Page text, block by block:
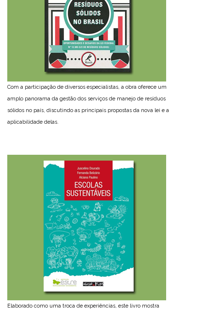
Com a participação de diversos especialistas, a obra oferece um
amplo panorama da gestão dos serviços de manejo de resíduos
sólidos no país, discutindo as principais propostas da nova lei e a
aplicabilidade delas.
Elaborado como uma troca de experiências, este livro mostra